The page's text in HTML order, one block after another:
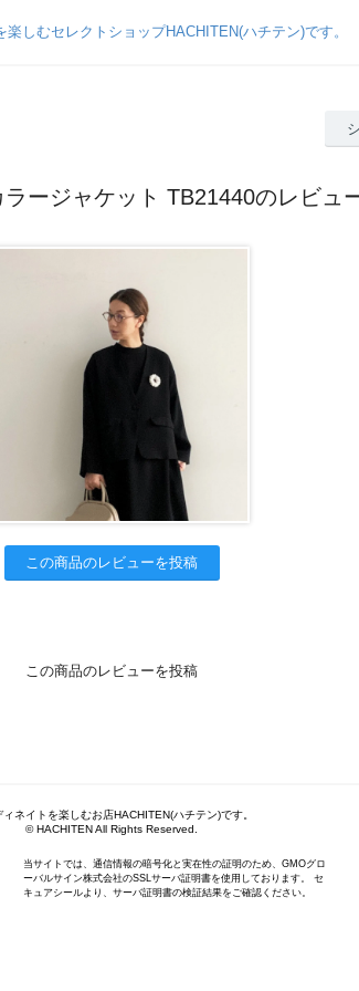
ージャケット TB21440のレビュ
この商品のレビューを投稿
この商品のレビューを投稿
ィネイトを楽しむお店HACHITEN(ハチテン)です。
© HACHITEN All Rights Reserved.
当サイトでは、通信情報の暗号化と実在性の証明のため、GMOグロ
ーバルサイン株式会社のSSLサーバ証明書を使用しております。 セ
キュアシールより、サーバ証明書の検証結果をご確認ください。